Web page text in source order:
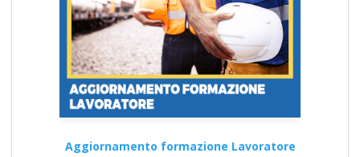
Come garantire un ambiente
di lavoro sicuro: Corso di
Sicurezza Quali sono…
Aggiornamento formazione Lavoratore